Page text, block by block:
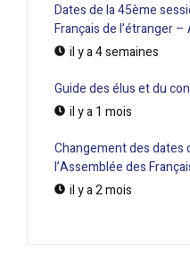
Dates de la 45ème
Français de l’étranger –
il y a 4 semaines
Guide des élus et du
il y a 1 mois
Changement des dates
l’Assemblée des
il y a 2 mois